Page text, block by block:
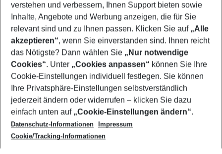
Footer
Footer navigation
Über uns
AGB
Cookie-Einstellungen ändern
Cookie-Richtlinie
Datenschutz
Service & Hilfe
Barrierefreies Reisen
Check-in
Folgen Sie uns
verstehen und verbessern, Ihnen Support bieten sowie
Inhalte, Angebote und Werbung anzeigen, die für Sie
relevant sind und zu Ihnen passen. Klicken Sie auf „Alle
akzeptieren“, wenn Sie einverstanden sind. Ihnen reicht
das Nötigste? Dann wählen Sie „Nur notwendige
Cookies“. Unter „Cookies anpassen“ können Sie Ihre
Cookie-Einstellungen individuell festlegen. Sie können
Ihre Privatsphäre-Einstellungen selbstverständlich
jederzeit ändern oder widerrufen – klicken Sie dazu
einfach unten auf „Cookie-Einstellungen ändern“.
Datenschutz-Informationen
Impressum
Cookie/Tracking-Informationen